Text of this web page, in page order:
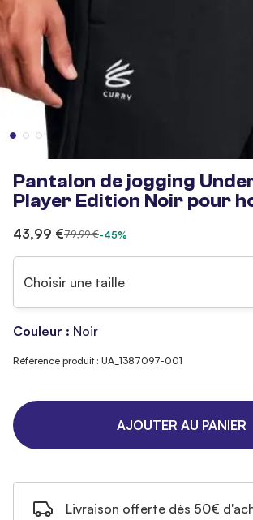
Pantalon de jogging
Player Edition Noir pour
43,99 €79,99 €-45%
Choisir une taille
Couleur : Noir
Référence produit : UA_1387097-001
AJOUTER AU PANIER
Livraison offerte dès 50€